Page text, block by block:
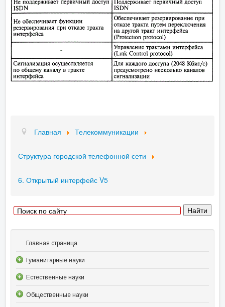
Главная Телекоммуникации
Структура городской телефонной сети
6. Открытый интерфейс V5
Главная страница
Гуманитарные науки
Естественные науки
Общественные науки